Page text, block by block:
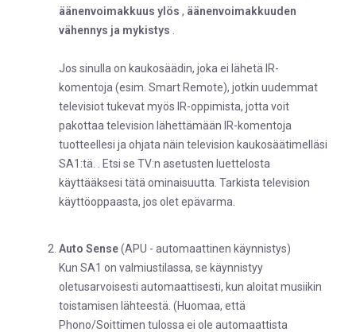
äänenvoimakkuus ylös , äänenvoimakkuuden
vähennys ja mykistys .
Jos sinulla on kaukosäädin, joka ei lähetä IR-
komentoja (esim. Smart Remote), jotkin uudemmat
televisiot tukevat myös IR-oppimista, jotta voit
pakottaa television lähettämään IR-komentoja
tuotteellesi ja ohjata näin television kaukosäätimelläsi
SA1:tä. . Etsi se TV:n asetusten luettelosta
käyttääksesi tätä ominaisuutta. Tarkista television
käyttöoppaasta, jos olet epävarma.
Auto Sense(APU - automaattinen käynnistys)
Kun SA1 on valmiustilassa, se käynnistyy
oletusarvoisesti automaattisesti, kun aloitat musiikin
toistamisen lähteestä. (Huomaa, että
Phono/Soittimen tulossa ei ole automaattista